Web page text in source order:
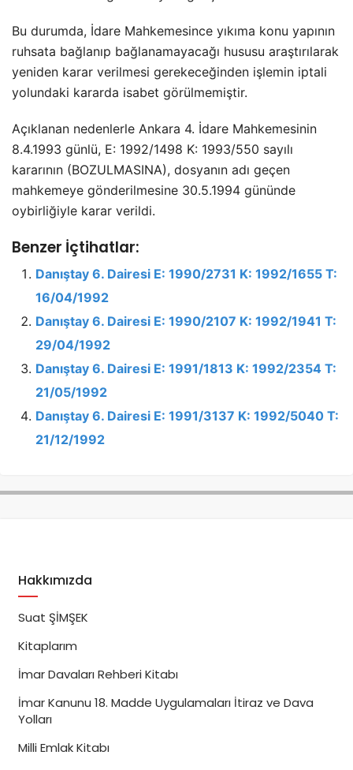
Bu durumda, İdare Mahkemesince yıkıma konu yapının
ruhsata bağlanıp bağlanamayacağı hususu araştırılarak
yeniden karar verilmesi gerekeceğinden işlemin iptali
yolundaki kararda isabet görülmemiştir.
Açıklanan nedenlerle Ankara 4. İdare Mahkemesinin
8.4.1993 günlü, E: 1992/1498 K: 1993/550 sayılı
kararının (BOZULMASINA), dosyanın adı geçen
mahkemeye gönderilmesine 30.5.1994 gününde
oybirliğiyle karar verildi.
Benzer İçtihatlar:
Danıştay 6. Dairesi E: 1990/2731 K: 1992/1655 T:
16/04/1992
Danıştay 6. Dairesi E: 1990/2107 K: 1992/1941 T:
29/04/1992
Danıştay 6. Dairesi E: 1991/1813 K: 1992/2354 T:
21/05/1992
Danıştay 6. Dairesi E: 1991/3137 K: 1992/5040 T:
21/12/1992
Hakkımızda
Suat ŞİMŞEK
Kitaplarım
İmar Davaları Rehberi Kitabı
İmar Kanunu 18. Madde Uygulamaları İtiraz ve Dava
Yolları
Milli Emlak Kitabı